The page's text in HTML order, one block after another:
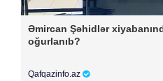
Əmircan Şəhidlər
oğurlanıb?
Qafqazinfo.az